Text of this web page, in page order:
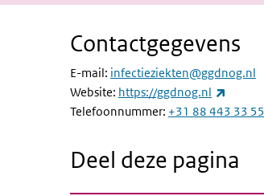
Contactgegevens
E-mail: infectieziekten@ggdnog.nl
Website: https://ggdnog.nl
Telefoonnummer: +31 88 443 33 55
Deel deze pagina